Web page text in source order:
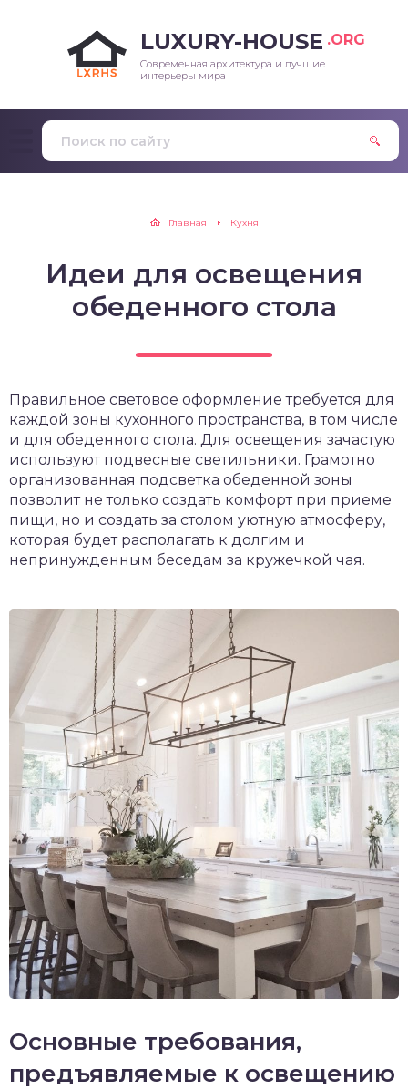
LUXURY-HOUSE .ORG
Современная архитектура и лучшие
интерьеры мира
Главная Кухня
Идеи для освещения
обеденного стола
Правильное световое оформление требуется для
каждой зоны кухонного пространства, в том числе
и для обеденного стола. Для освещения зачастую
используют подвесные светильники. Грамотно
организованная подсветка обеденной зоны
позволит не только создать комфорт при приеме
пищи, но и создать за столом уютную атмосферу,
которая будет располагать к долгим и
непринужденным беседам за кружечкой чая.
Основные требования,
предъявляемые к освещению